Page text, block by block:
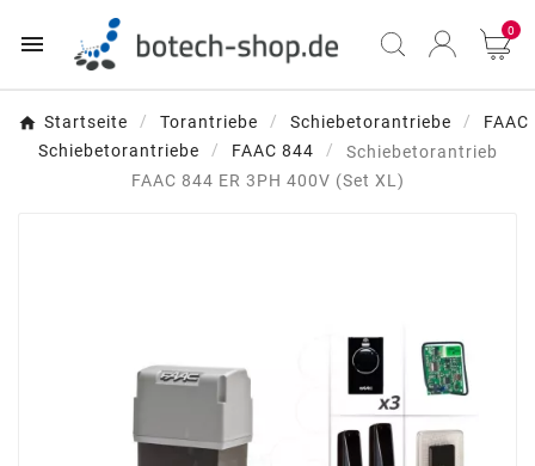
 0
Startseite Torantriebe Schiebetorantriebe
FAAC
Schiebetorantriebe
FAAC 844
Schiebetorantrieb
FAAC 844 ER 3PH 400V (Set XL)